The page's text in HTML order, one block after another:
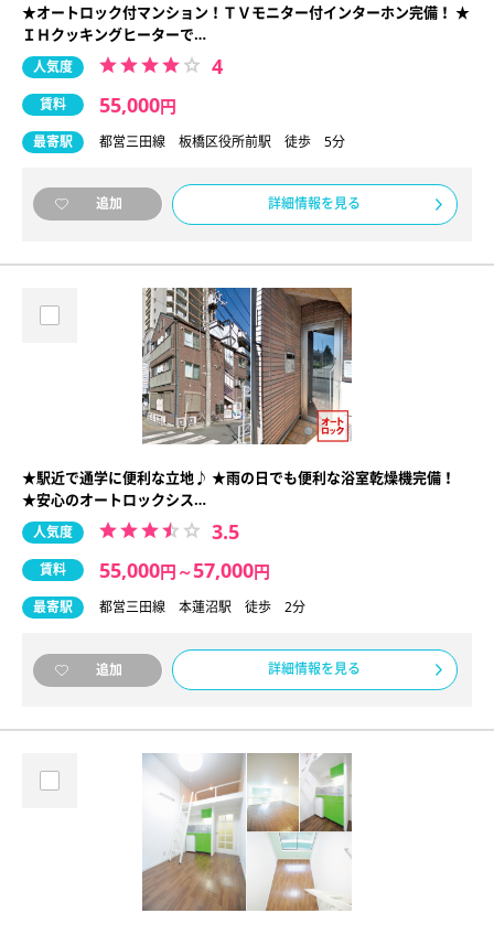
★オートロック付マンション！ＴＶモニター付インターホン完備！ ★
ＩＨクッキングヒーターで…
人気度 4
賃料 55,000円
最寄駅 都営三田線 板橋区役所前駅 徒歩 5分
追加 詳細情報を見る
★駅近で通学に便利な立地♪ ★雨の日でも便利な浴室乾燥機完備！
★安心のオートロックシス…
人気度 3.5
賃料 55,000円 ～57,000円
最寄駅 都営三田線 本蓮沼駅 徒歩 2分
追加 詳細情報を見る